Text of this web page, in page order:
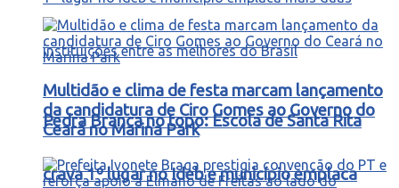
Pedra Branca no topo: Escola de Santa Rita
crava 1º lugar no Ideb e município emplaca
Multidão e clima de festa marcam lançamento
da candidatura de Ciro Gomes ao Governo do
Ceará no Marina Park